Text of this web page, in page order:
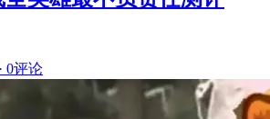
· 0评论